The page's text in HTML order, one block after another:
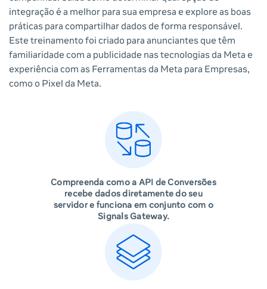
integração é a melhor para sua empresa e explore as boas
práticas para compartilhar dados de forma responsável.
Este treinamento foi criado para anunciantes que têm
familiaridade com a publicidade nas tecnologias da Meta e
experiência com as Ferramentas da Meta para Empresas,
como o Pixel da Meta.
Compreenda como a API de Conversões
recebe dados diretamente do seu
servidor e funciona em conjunto com o
Signals Gateway.